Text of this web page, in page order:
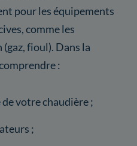
pour les équipements
comme les
fioul). Dans la
:
votre chaudière ;
;